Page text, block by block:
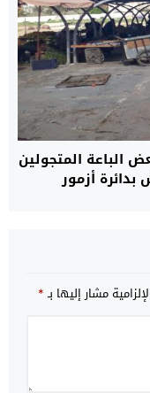
المتجولين
أزمور
مشار إليها بـ*